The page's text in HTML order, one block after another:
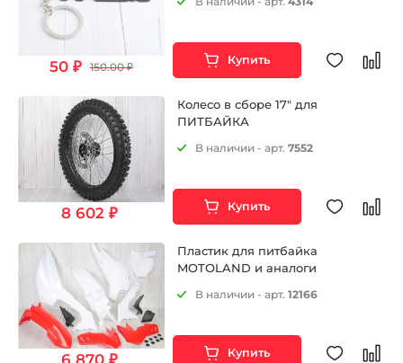
50 ₽ 150.00 ₽ Купить
8 602 ₽
Колесо в сборе 17" для
ПИТБАЙКА
В наличии - арт.7552
Купить
Пластик для питбайка
MOTOLAND и аналоги
В наличии - арт.12166
Купить